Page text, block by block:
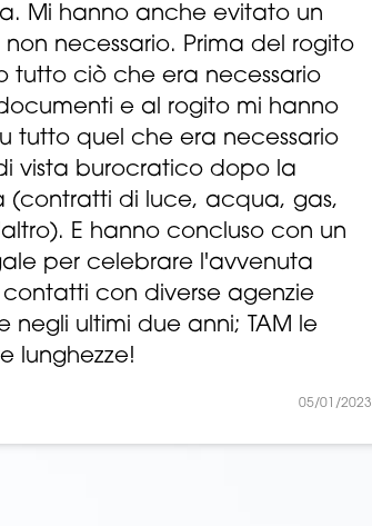
Mi hanno anche evitato un
necessario. Prima del rogito
tutto ciò che era necessario
e al rogito mi hanno
tutto quel che era necessario
vista burocratico dopo la
(contratti di luce, acqua, gas,
E hanno concluso con un
per celebrare l'avvenuta
con diverse agenzie
negli ultimi due anni; TAM le
lunghezze!
05/01/2023